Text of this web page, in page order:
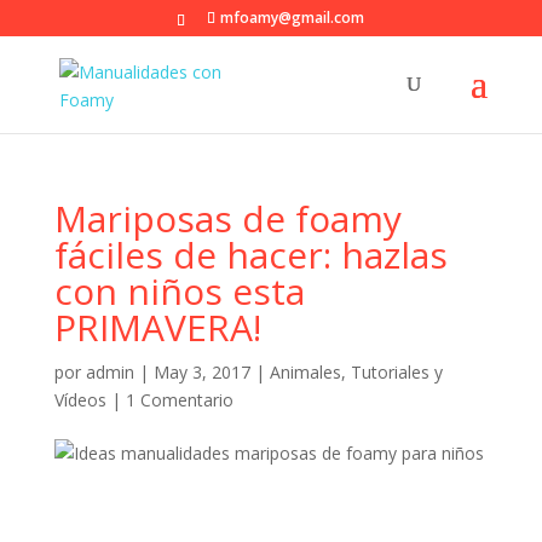
mfoamy@gmail.com
Mariposas de foamy
fáciles de hacer: hazlas
con niños esta
PRIMAVERA!
por admin | May 3, 2017| Animales, Tutoriales y
Vídeos | 1 Comentario